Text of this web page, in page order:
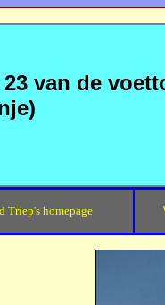
van de
Triep's homepage